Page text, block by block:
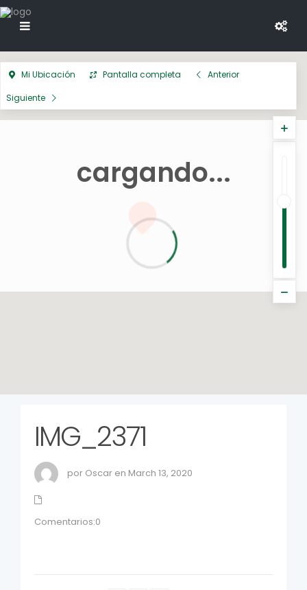
cargando...
Mi Ubicación Pantalla completa
Anterior
Siguiente
IMG_2371
por Oscar en March 13, 2020
Comentarios:0